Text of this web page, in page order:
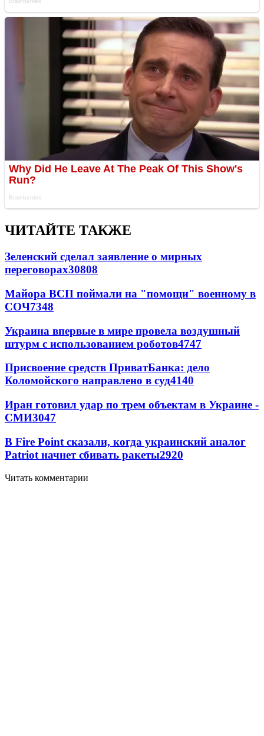
ЧИТАЙТЕ ТАКЖЕ
Зеленский сделал заявление о мирных
переговорах30808
Майора ВСП поймали на "помощи" военному в
СОЧ7348
Украина впервые в мире провела воздушный
штурм с использованием роботов4747
Присвоение средств ПриватБанка: дело
Коломойского направлено в суд4140
Иран готовил удар по трем объектам в Украине -
СМИ3047
В Fire Point сказали, когда украинский аналог
Patriot начнет сбивать ракеты2920
Читать комментарии